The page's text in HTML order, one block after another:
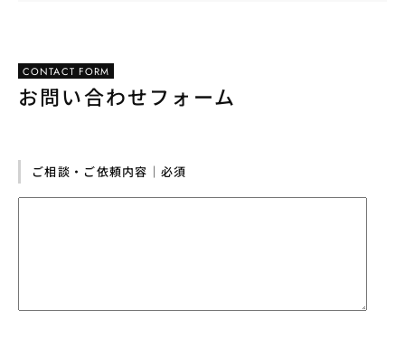
CONTACT FORM
お問い合わせフォーム
ご相談・ご依頼内容｜必須